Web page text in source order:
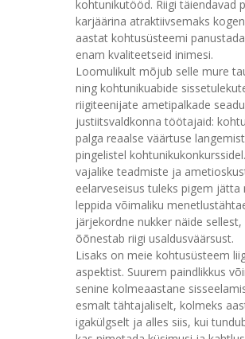
kohtunikutööd. Riigi täiendavad
karjäärina atraktiivsemaks
aastat kohtusüsteemi
enam kvaliteetseid inimesi.
Loomulikult mõjub selle mure
ning kohtunikuabide
riigiteenijate ametipalkade
justiitsvaldkonna töötajaid:
palga reaalse väärtuse
pingelistel
vajalike teadmiste ja
eelarveseisus tuleks pigem
leppida võimaliku
järjekordne nukker näide
õõnestab riigi usaldusväärsust.
Lisaks on meie kohtusüsteem
aspektist. Suurem paindlikkus
senine kolmeaastane
esmalt tähtajaliselt, kolmeks
igakülgselt ja alles siis, kui